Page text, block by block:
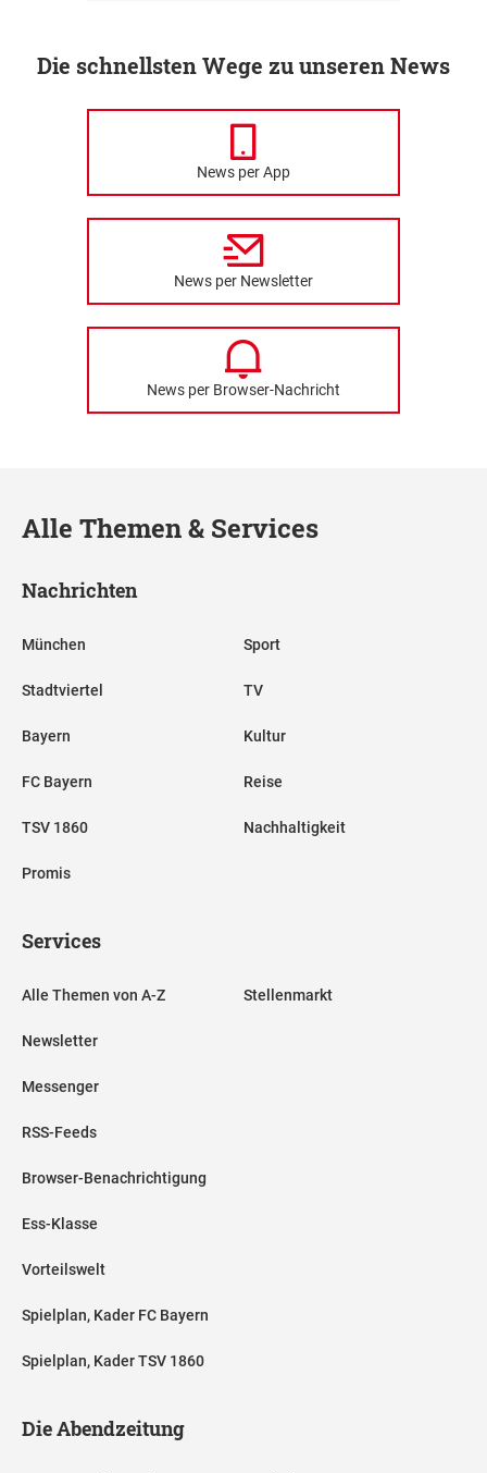
Die schnellsten Wege zu unseren News
News per App
News per Newsletter
News per Browser-Nachricht
Alle Themen & Services
Nachrichten
München
Stadtviertel
Bayern
FC Bayern
TSV 1860
Promis
Sport
TV
Kultur
Reise
Nachhaltigkeit
Services
Alle Themen von A-Z
Newsletter
Messenger
RSS-Feeds
Browser-Benachrichtigung
Ess-Klasse
Vorteilswelt
Spielplan, Kader FC Bayern
Spielplan, Kader TSV 1860
Stellenmarkt
Die Abendzeitung